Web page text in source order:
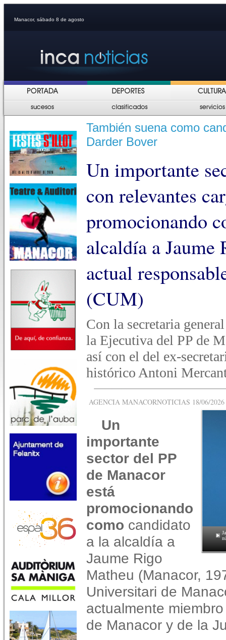
Manacor, sábado 8 de agosto
También suena como
Darder Bover
Un importante
con relevantes
promocionando
alcaldía a
actual
(CUM)
Con la secretaria
la Ejecutiva del PP de
así con el del ex-
histórico Antoni
AGENCIA MANACORNOTICIAS 18/06/
Un
importante
sector del PP
de Manacor
está
promocionando
como candidato
a la alcaldía a
Jaume Rigo
Matheu (Manacor,
Universitari de
actualmente
de Manacor y de la